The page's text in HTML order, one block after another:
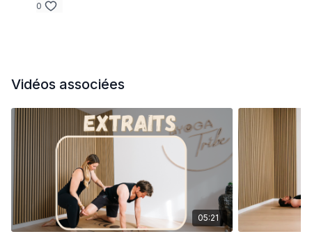
0
Vidéos associées
05:21